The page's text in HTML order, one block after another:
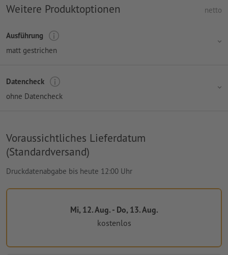
Weitere Produktoptionen netto
Ausführung
matt gestrichen
Datencheck
ohne Datencheck
Voraussichtliches Lieferdatum
(Standardversand)
Druckdatenabgabe bis heute 12:00 Uhr
Mi, 12. Aug. - Do, 13. Aug.
kostenlos